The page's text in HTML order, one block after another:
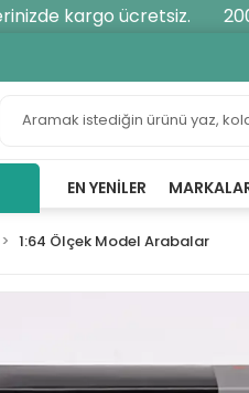
kargo ücretsiz.
EN YENILER
1:64 Ölçek Model Arabalar